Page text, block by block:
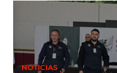
NOTICIAS